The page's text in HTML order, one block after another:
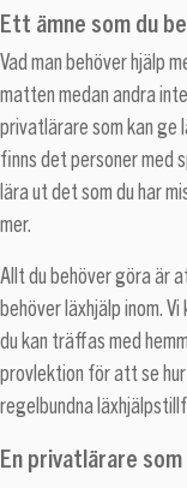
Ett ämne som du
Vad man behöver hjälp
matten medan andra
privatlärare som kan ge
finns det personer med
lära ut det som du har
mer.
Allt du behöver göra är
behöver läxhjälp inom.
du kan träffas med
provlektion för att se
regelbundna
En privatlärare